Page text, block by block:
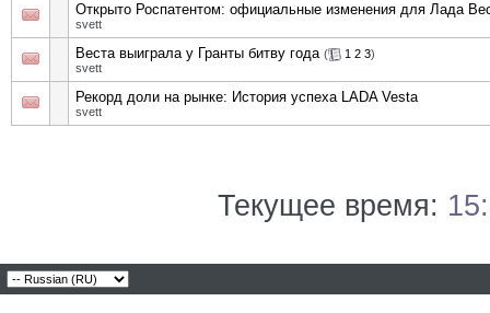
Открыто Роспатентом: официальные изменения для Лада
svett
Веста выиграла у Гранты битву года ( 1 2 3)
svett
Рекорд доли на рынке: История успеха LADA Vesta
svett
Текущее время: